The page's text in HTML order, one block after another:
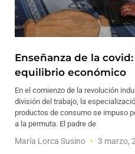
Enseñanza de la
equilibrio económico
En el comienzo de la revolución
división del trabajo, la
productos de consumo se impuso
a la permuta. El padre de
María Lorca Susino 3 marzo,